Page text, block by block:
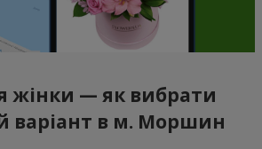
жінки — як вибрати
варіант в м. Моршин